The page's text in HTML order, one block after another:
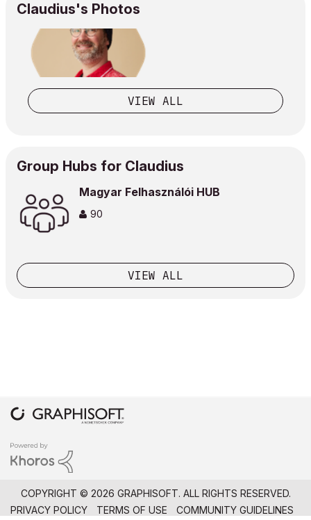
Claudius's Photos
VIEW ALL
Group Hubs for Claudius
Magyar Felhasználói HUB
90
VIEW ALL
COPYRIGHT © 2026 GRAPHISOFT. ALL RIGHTS RESERVED.
PRIVACY POLICY
TERMS OF USE COMMUNITY GUIDELINES